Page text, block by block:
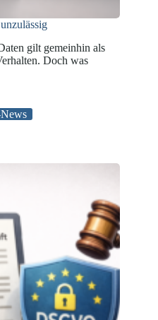
gilt gemeinhin als
Doch was